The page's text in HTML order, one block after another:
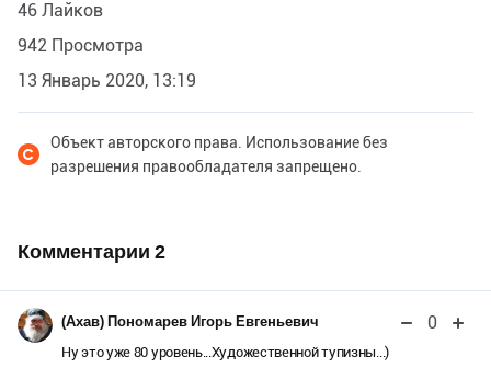
46 Лайков
942 Просмотра
13 Январь 2020, 13:19
Объект авторского права. Использование без
разрешения правообладателя запрещено.
Комментарии 2
(Ахав) Пономарев Игорь Евгеньевич 0
Ну это уже 80 уровень...Художественной тупизны...)